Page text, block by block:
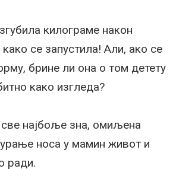
килограме након
се запустила! Али, ако се
брине ли она о том детету
како изгледа?
најбоље зна, омиљена
носа у мамин живот и
ради.